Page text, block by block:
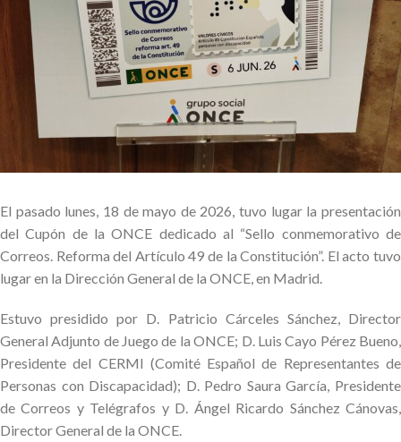
El pasado lunes, 18 de mayo de 2026, tuvo lugar la presentación
del Cupón de la ONCE dedicado al “Sello conmemorativo de
Correos. Reforma del Artículo 49 de la Constitución”. El acto tuvo
lugar en la Dirección General de la ONCE, en Madrid.
Estuvo presidido por D. Patricio Cárceles Sánchez, Director
General Adjunto de Juego de la ONCE; D. Luis Cayo Pérez Bueno,
Presidente del CERMI (Comité Español de Representantes de
Personas con Discapacidad); D. Pedro Saura García, Presidente
de Correos y Telégrafos y D. Ángel Ricardo Sánchez Cánovas,
Director General de la ONCE.